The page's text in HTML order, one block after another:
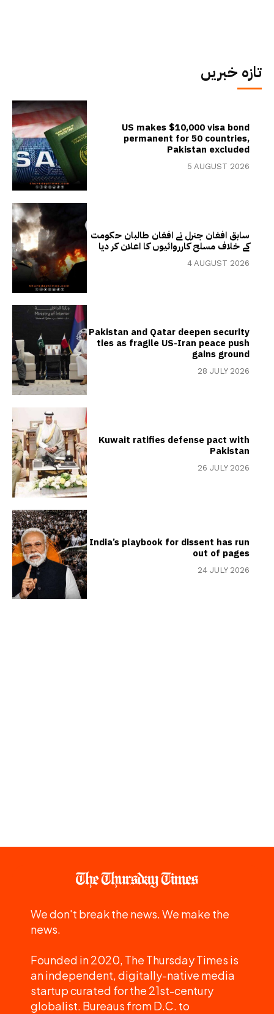
تازہ خبریں
US makes $10,000 visa bond
permanent for 50 countries,
Pakistan excluded
5 AUGUST 2026
سابق افغان جنرل نے افغان طالبان حکومت
کے خلاف مسلح کارروائیوں کا اعلان کر دیا
4 AUGUST 2026
Pakistan and Qatar deepen security
ties as fragile US-Iran peace push
gains ground
28 JULY 2026
Kuwait ratifies defense pact with
Pakistan
26 JULY 2026
India’s playbook for dissent has run
out of pages
24 JULY 2026
We don't break the news. We make the
news.
Founded in 2020, The Thursday Times is
an independent, digitally-native media
startup curated for the 21st-century
globalist. Bureaus from D.C. to